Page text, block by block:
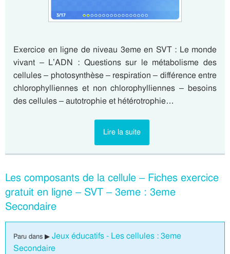
Exercice en ligne de niveau 3eme en SVT : Le monde
vivant – L’ADN : Questions sur le métabolisme des
cellules – photosynthèse – respiration – différence entre
chlorophylliennes et non chlorophylliennes – besoins
des cellules – autotrophie et hétérotrophie…
Lire la suite
Les composants de la cellule – Fiches exercice
gratuit en ligne – SVT – 3eme : 3eme
Secondaire
Paru dans ▶ Jeux éducatifs - Les cellules : 3eme
Secondaire